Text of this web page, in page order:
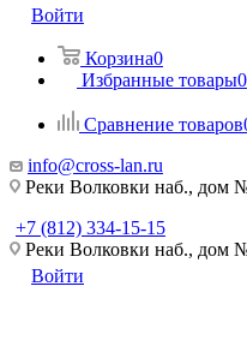
Войти
Корзина0
Избранные товары0
Сравнение товаров
info@cross-lan.ru
Реки Волковки наб., дом
+7 (812) 334-15-15
Реки Волковки наб., дом
Войти